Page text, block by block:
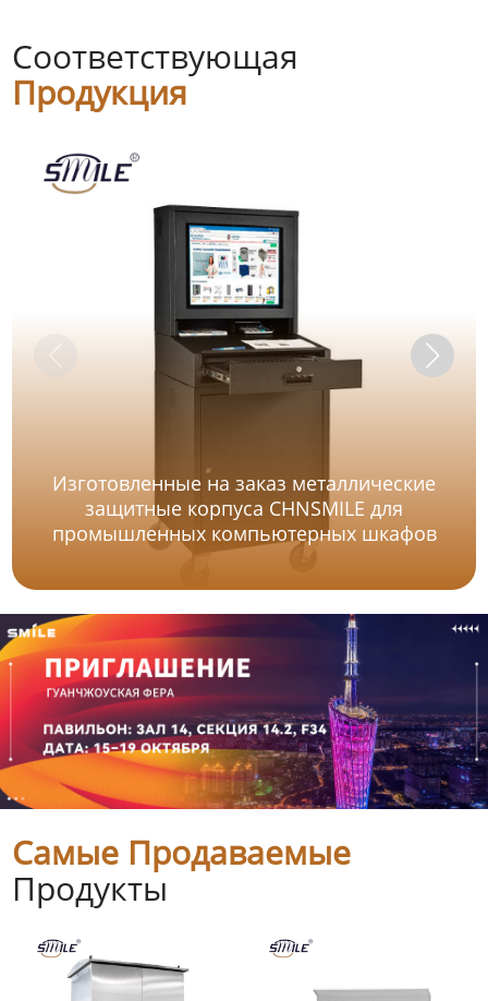
Соответствующая
Продукция
Изготовленные на заказ металлические
защитные корпуса CHNSMILE для
промышленных компьютерных шкафов
Самые Продаваемые
Продукты